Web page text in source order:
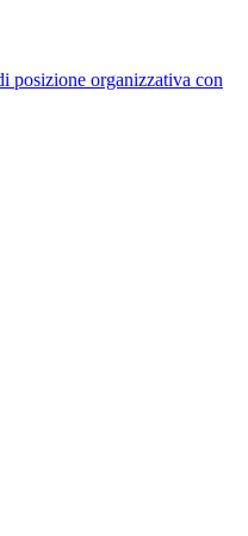
posizione organizzativa con